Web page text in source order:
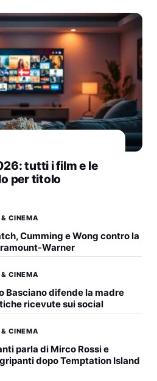
tutti i film e le
per titolo
CINEMA
Cumming e Wong contro la
Warner
CINEMA
Basciano difende la madre
ricevute sui social
CINEMA
parla di Mirco Rossi e
dopo Temptation Island